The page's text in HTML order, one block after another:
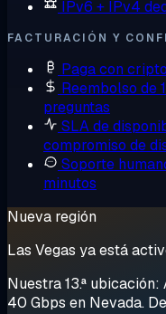
IPv6 + IPv4
FACTURACIÓN Y
Paga con cripto
Reembolso de
preguntas
SLA de
compromiso de
Soporte
minutos
Nueva región
Las Vegas ya está
Nuestra 13.ª
40 Gbps en Nevada.